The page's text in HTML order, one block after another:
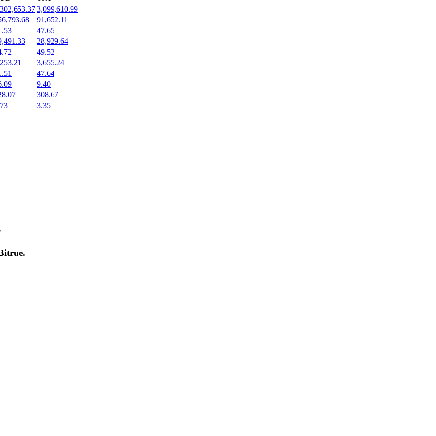
3,099,610.99
91,652.11
47.65
28,929.64
49.52
3,655.24
47.64
9.40
308.67
3.35
.